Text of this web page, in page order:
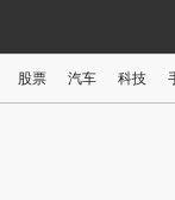
股票 汽车 科技